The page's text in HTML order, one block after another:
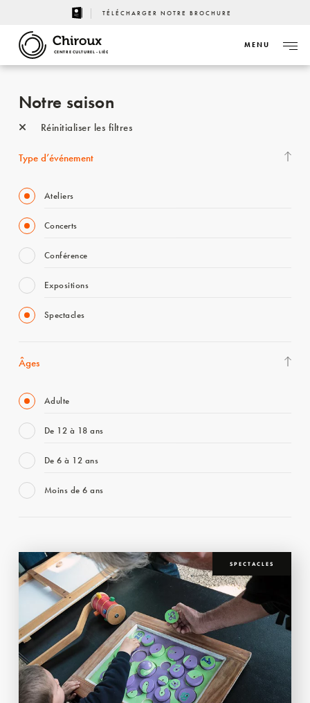
TÉLÉCHARGER NOTRE BROCHURE
CENTRE CULTUREL - LIÈGE
MENU
Notre saison
Réinitialiser les filtres
Type d’événement
Ateliers
Concerts
Conférence
Expositions
Spectacles
Âges
Adulte
De 12 à 18 ans
De 6 à 12 ans
Moins de 6 ans
SPECTACLES